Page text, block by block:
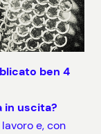
ben 4
in uscita?
e, con